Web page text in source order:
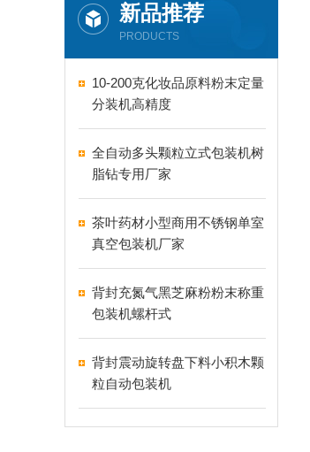
新品推荐
PRODUCTS
10-200克化妆品原料粉末定量
分装机高精度
全自动多头颗粒立式包装机树
脂钻专用厂家
茶叶药材小型商用不锈钢单室
真空包装机厂家
背封充氮气黑芝麻粉粉末称重
包装机螺杆式
背封震动旋转盘下料小积木颗
粒自动包装机